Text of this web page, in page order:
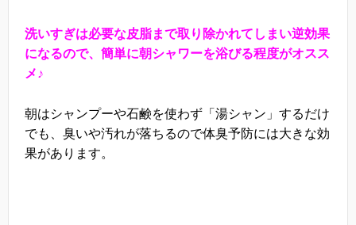
洗いすぎは必要な皮脂まで取り除かれてしまい逆効果
になるので、簡単に朝シャワーを浴びる程度がオスス
メ♪
朝はシャンプーや石鹸を使わず「湯シャン」するだけ
でも、臭いや汚れが落ちるので体臭予防には大きな効
果があります。